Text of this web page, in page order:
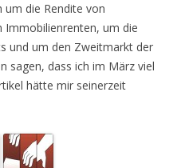
um die Rendite von
Immobilienrenten, um die
und um den Zweitmarkt der
sagen, dass ich im März viel
hätte mir seinerzeit